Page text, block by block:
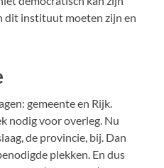
dit instituut moeten zijn en
gemeente en Rijk.
nodig voor overleg. Nu
de provincie, bij. Dan
plekken. En dus